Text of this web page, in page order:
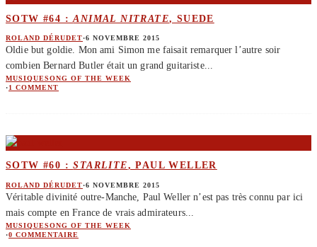
SOTW #64 :ANIMAL NITRATE, SUEDE
ROLAND DÉRUDET·6 NOVEMBRE 2015
Oldie but goldie. Mon ami Simon me faisait remarquer l’autre soir
combien Bernard Butler était un grand guitariste...
MUSIQUESONG OF THE WEEK
·1 COMMENT
SOTW #60 :STARLITE, PAUL WELLER
ROLAND DÉRUDET·6 NOVEMBRE 2015
Véritable divinité outre-Manche, Paul Weller n’est pas très connu par ici
mais compte en France de vrais admirateurs...
MUSIQUESONG OF THE WEEK
·0 COMMENTAIRE